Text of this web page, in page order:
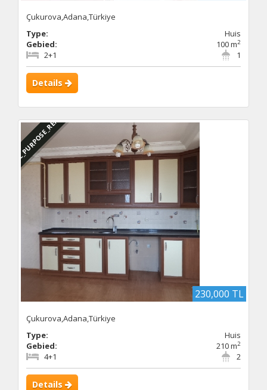
Çukurova,Adana,Türkiye
Type:
Huis
Gebied:
100 m2
1
2+1
Details
DBC_PURPOSE_RENTED
230,000 TL
Çukurova,Adana,Türkiye
Type:
Huis
Gebied:
210 m2
2
4+1
Details